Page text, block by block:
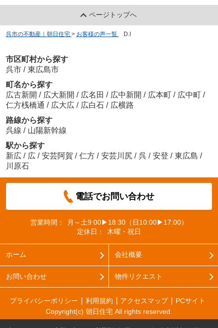
ページトップへ
呉市の不動産｜朝日住宅 > お客様の声一覧 D.I
市区町村から探す
呉市 / 東広島市
町名から探す
広古新開 / 広大新開 / 広名田 / 広中新開 / 広本町 / 広中町 /
仁方桟橋通 / 広大広 / 広白石 / 広横路
路線から探す
呉線 / 山陽新幹線
駅から探す
新広 / 広 / 安芸阿賀 / 仁方 / 安芸川尻 / 呉 / 安登 / 東広島 /
川原石
電話でお問い合わせ
営業時間：
月～土9:00▶18:30（日10:00▶17:00）
定休日：
木曜・祝日
ホーム 会社概要
お問い合わせ 物件リクエスト
プライバシーポリシー 利用規約 アクセスマップ
PCサイト
Copyright(c) 朝日住宅 All rights reserved.